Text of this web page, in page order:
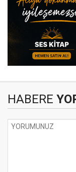
HABERE